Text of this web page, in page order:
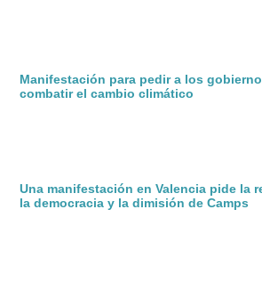
Manifestación para pedir a los
combatir el cambio climático
Una manifestación en Valencia pide la
la democracia y la dimisión de Camps